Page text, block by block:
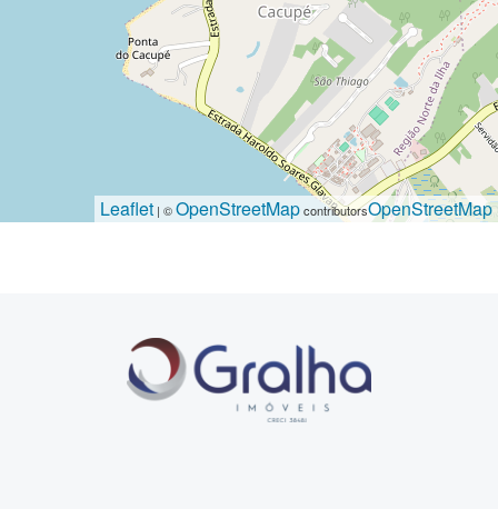
Leaflet | ©OpenStreetMapcontributorsOpenStreetMap